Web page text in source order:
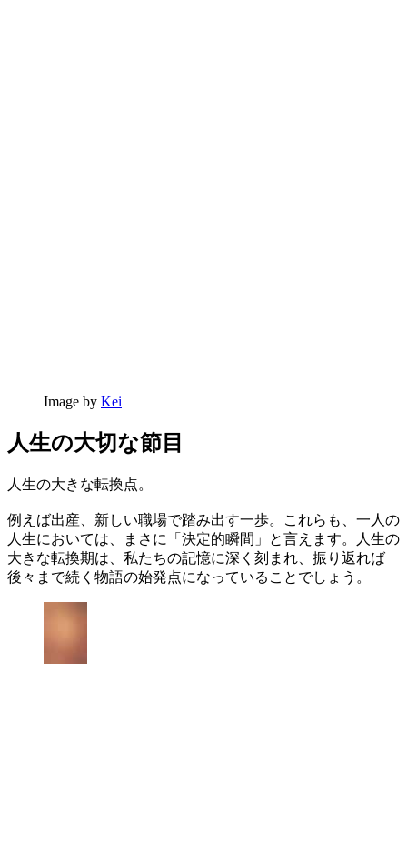
Image by Kei
人生の大切な節目
人生の大きな転換点。
例えば出産、新しい職場で踏み出す一歩。これらも、一人の
人生においては、まさに「決定的瞬間」と言えます。人生の
大きな転換期は、私たちの記憶に深く刻まれ、振り返れば
後々まで続く物語の始発点になっていることでしょう。